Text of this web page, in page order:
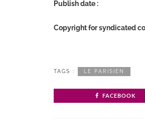
Publish date :
Copyright for syndicated
TAGS : LE PARISIEN
FACEBOOK